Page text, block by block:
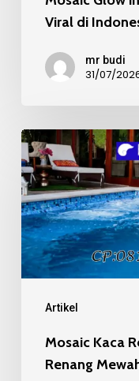
Viral di
mr budi
31/07/
Artikel
Mosaic
Kaca
Recycle
pada
Kolam
Renang
Mosaic Kaca
Renang